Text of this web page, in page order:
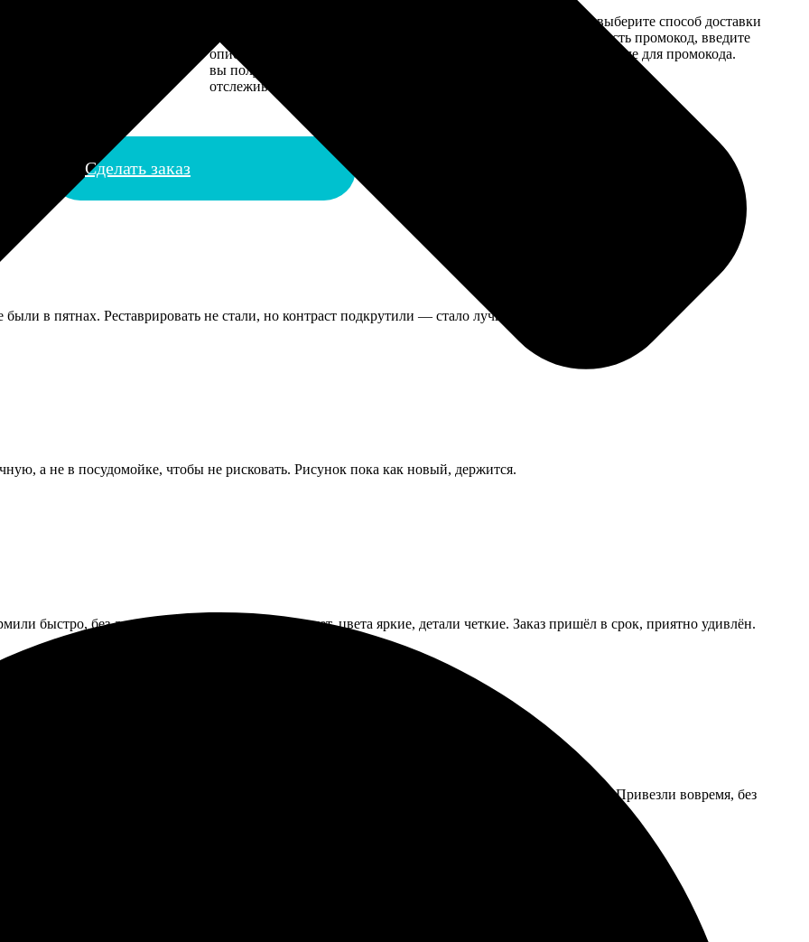
описанием заказа. Когда отправим заказ
вы получите письмо с трек-номером для
отслеживания.
Введите адрес и выберите способ доставки
заказа. Если у вас есть промокод, введите
его в специальное поле для промокода.
Сделать заказ
в пятнах. Реставрировать не стали, но контраст подкрутили — стало лучше.
а не в посудомойке, чтобы не рисковать. Рисунок пока как новый, держится.
быстро, без лишних вопросов. Качество радует, цвета яркие, детали четкие. Заказ пришёл в срок, приятно удивлён.
впечатлил. Довольный качеством, всё на высоте. Удобный интерфейс, легко загрузил фото. Привезли вовремя, без